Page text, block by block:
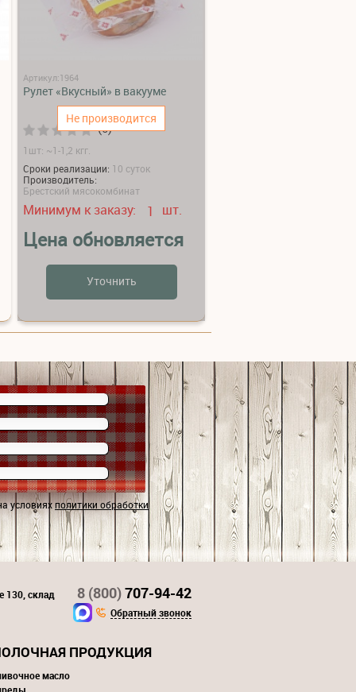
Не производится
Артикул:1964
Рулет «Вкусный» в вакууме
(0)
1шт: ~1-1,2 кгг.
Сроки реализации: 10 суток
Производитель:
Брестский мясокомбинат
Минимум к заказу: 1 шт.
Цена обновляется
Уточнить
условияхполитики обработки
130, склад 8 (800)707-94-42
Обратный звонок
ПРОДУКЦИЯ
масло